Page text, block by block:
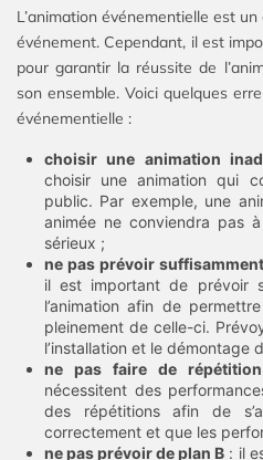
L’animation événementielle est
événement. Cependant, il est
pour garantir la réussite de
son ensemble. Voici quelques
événementielle :
choisir une animation
choisir une animation qui
public. Par exemple, une
animée ne conviendra pas
sérieux ;
ne pas prévoir
il est important de prévoir
l’animation afin de
pleinement de celle-ci.
l’installation et le démontage
ne pas faire de répétition
nécessitent des
des répétitions afin de
correctement et que les
ne pas prévoir de plan B : il